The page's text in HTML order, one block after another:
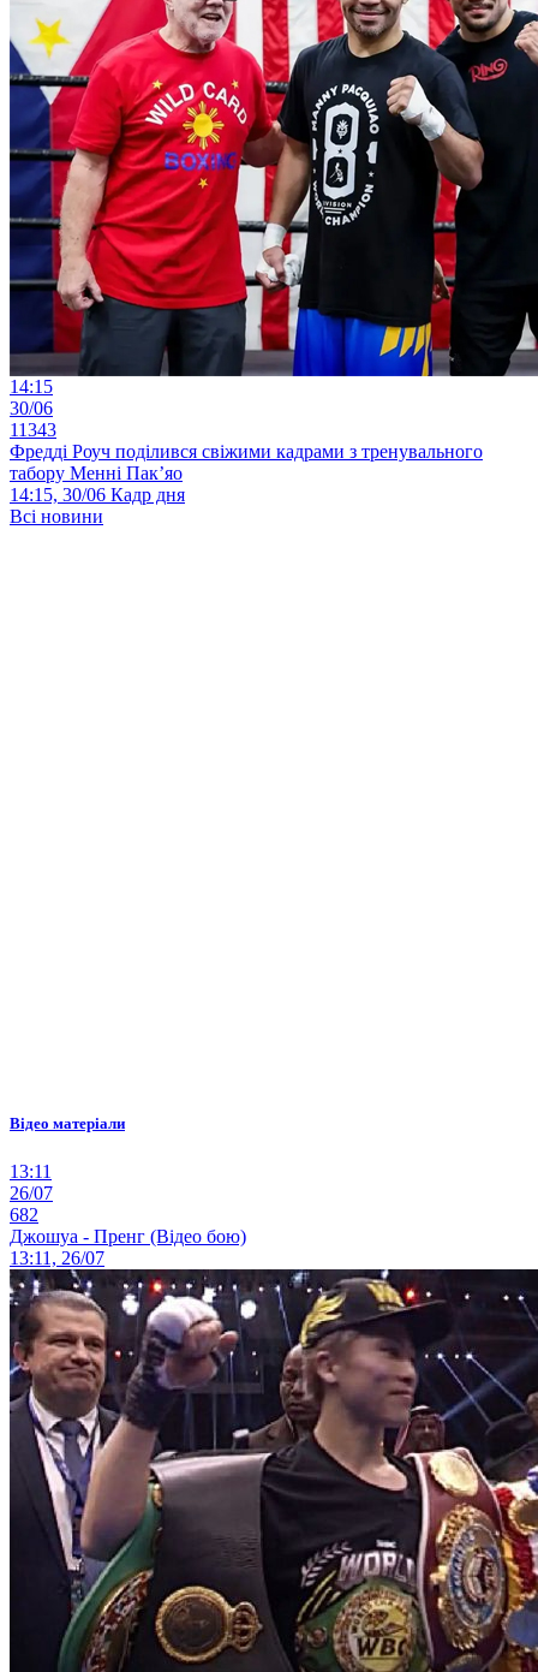
14:15
30/06
11343
Фредді Роуч поділився свіжими кадрами з тренувального
табору Менні Пак’яо
14:15, 30/06 Кадр дня
Всі новини
Відео матеріали
13:11
26/07
682
Джошуа - Пренг (Відео бою)
13:11, 26/07